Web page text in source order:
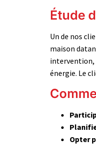
Étude
Un de nos
maison
intervention,
énergie. Le
Opter